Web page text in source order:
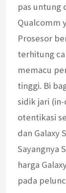
pas untung
Qualcomm
Prosesor
terhitung
memacu
tinggi. Bi
sidik jari
otentikasi
dan Galaxy
Sayangnya
harga
pada